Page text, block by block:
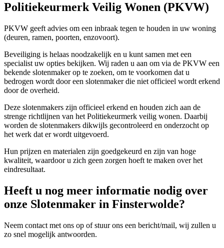
Politiekeurmerk Veilig Wonen (PKVW)
PKVW geeft advies om een inbraak tegen te houden in uw woning
(deuren, ramen, poorten, enzovoort).
Beveiliging is helaas noodzakelijk en u kunt samen met een
specialist uw opties bekijken. Wij raden u aan om via de PKVW een
bekende slotenmaker op te zoeken, om te voorkomen dat u
bedrogen wordt door een slotenmaker die niet officieel wordt erkend
door de overheid.
Deze slotenmakers zijn officieel erkend en houden zich aan de
strenge richtlijnen van het Politiekeurmerk veilig wonen. Daarbij
worden de slotenmakers dikwijls gecontroleerd en onderzocht op
het werk dat er wordt uitgevoerd.
Hun prijzen en materialen zijn goedgekeurd en zijn van hoge
kwaliteit, waardoor u zich geen zorgen hoeft te maken over het
eindresultaat.
Heeft u nog meer informatie nodig over
onze Slotenmaker in Finsterwolde?
Neem contact met ons op of stuur ons een bericht/mail, wij zullen u
zo snel mogelijk antwoorden.